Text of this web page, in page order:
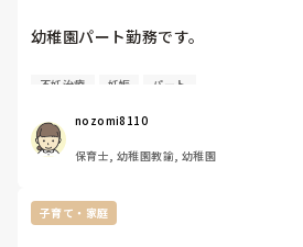
幼稚園パート勤務です。
今年から不妊治療を始めました。
しかし、職場内では妊娠したらやめ
囲気になっているようです。
気にせずに働こうと思っていますが心
不妊治療 妊娠 パート
nozomi8110
保育士, 幼稚園教諭, 幼稚園
子育て・家庭